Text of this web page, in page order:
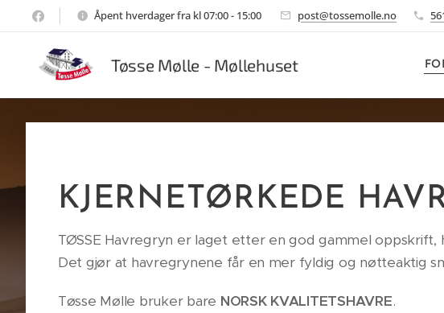
Åpent hverdager fra kl 07:00 - 15:00 post@tossemolle.no
Tøsse Mølle - Møllehuset
KJERNETØRKEDE
TØSSE Havregryn er laget etter en god gammel
Det gjør at havregrynene får en mer fyldig og nøtteaktig
Tøsse Mølle bruker bare NORSK KVALITETSHAVRE.